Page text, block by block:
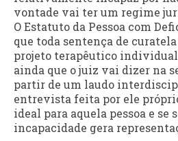
vontade vai ter um regime
O Estatuto da Pessoa com
que toda sentença de
projeto terapêutico
ainda que o juiz vai dizer na
partir de um laudo
entrevista feita por ele
ideal para aquela pessoa e se
incapacidade gera